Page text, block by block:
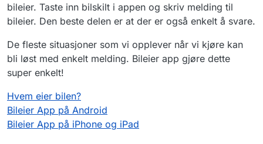
bileier. Taste inn bilskilt i appen og skriv melding til
bileier. Den beste delen er at der er også enkelt å svare.
De fleste situasjoner som vi opplever når vi kjøre kan
bli løst med enkelt melding. Bileier app gjøre dette
super enkelt!
Hvem eier bilen?
Bileier App på Android
Bileier App på iPhone og iPad